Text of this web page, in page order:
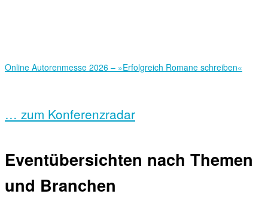
Online Autorenmesse 2026 – »Erfolgreich Romane schreiben«
… zum Konferenzradar
Eventübersichten nach Themen
und Branchen